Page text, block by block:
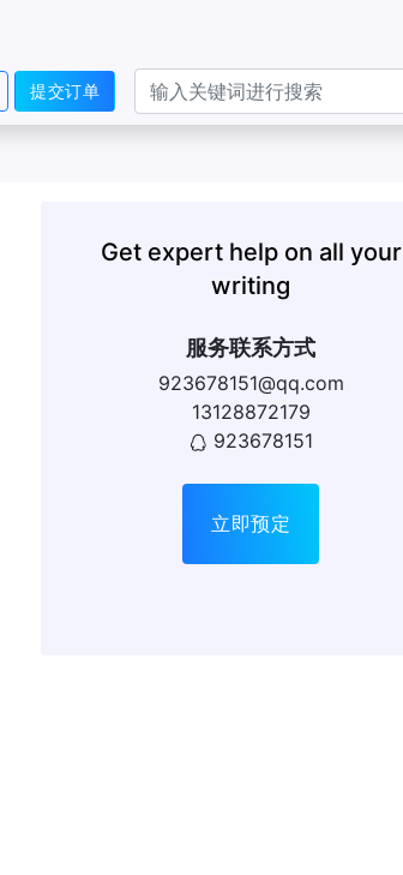
提交订单
Get expert help on all your
writing
服务联系方式
923678151@qq.com
13128872179
923678151
立即预定